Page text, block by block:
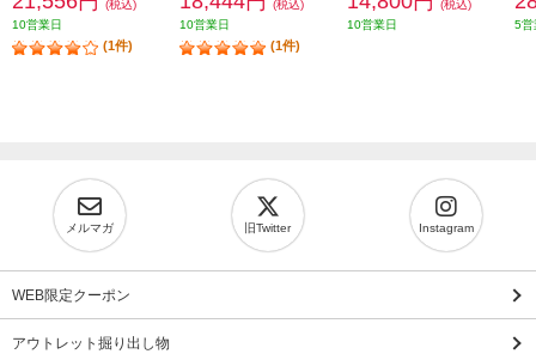
(税込)
10営業日
(1件)
(税込)
10営業日
(1件)
(税込)
10営業日
5営
メルマガ 旧Twitter Instagram
WEB限定クーポン
アウトレット掘り出し物